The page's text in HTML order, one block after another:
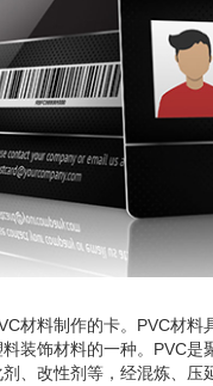
材料制作的卡。PVC材
装饰材料的一种。PVC是
、改性剂等，经混炼、